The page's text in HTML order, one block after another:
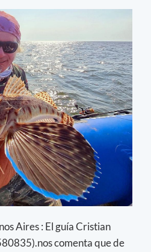
Aires : El guía Cristian
comenta que de